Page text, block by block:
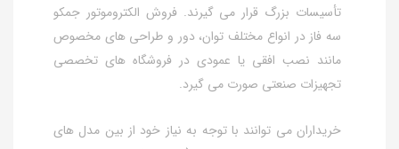
تأسیسات بزرگ قرار می‌ گیرند. فروش الکتروموتور جمکو
سه فاز در انواع مختلف توان، دور و طراحی‌ های مخصوص
مانند نصب افقی یا عمودی در فروشگاه‌ های تخصصی
تجهیزات صنعتی صورت می‌ گیرد.
خریداران می‌ توانند با توجه به نیاز خود از بین مدل‌ های